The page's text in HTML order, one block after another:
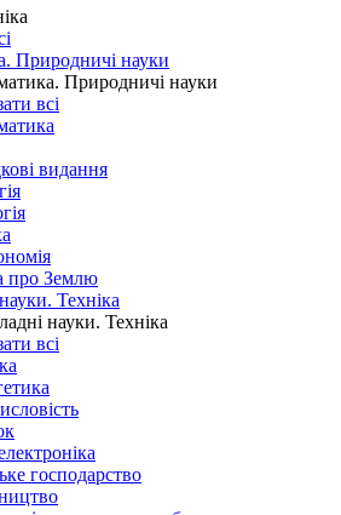
Природничі науки
Природничі науки
всі
видання
про Землю
Техніка
науки. Техніка
всі
господарство